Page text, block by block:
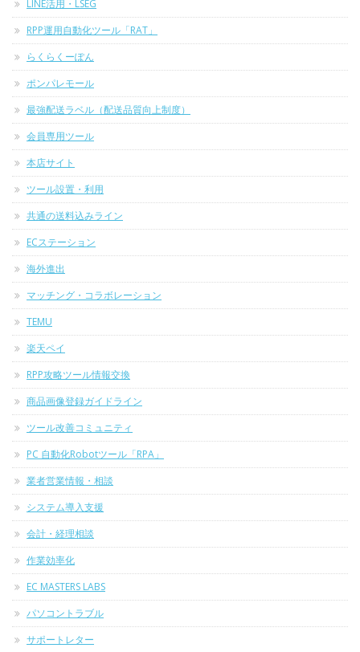
LINE活用・LSEG
RPP運用自動化ツール「RAT」
らくらくーぽん
ポンパレモール
最強配送ラベル（配送品質向上制度）
会員専用ツール
本店サイト
ツール設置・利用
共通の送料込みライン
ECステーション
海外進出
マッチング・コラボレーション
TEMU
楽天ペイ
RPP攻略ツール情報交換
商品画像登録ガイドライン
ツール改善コミュニティ
PC 自動化Robotツール「RPA」
業者営業情報・相談
システム導入支援
会計・経理相談
作業効率化
EC MASTERS LABS
パソコントラブル
サポートレター